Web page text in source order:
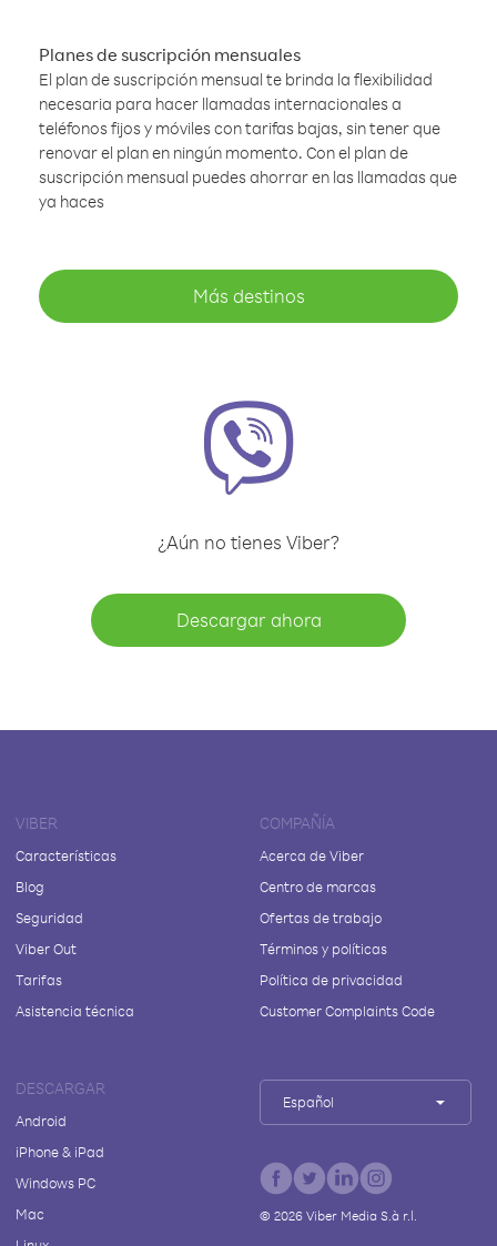
Planes de suscripción mensuales
El plan de suscripción mensual te brinda la flexibilidad
necesaria para hacer llamadas internacionales a
teléfonos fijos y móviles con tarifas bajas, sin tener que
renovar el plan en ningún momento. Con el plan de
suscripción mensual puedes ahorrar en las llamadas que
ya haces
Más destinos
¿Aún no tienes Viber?
Descargar ahora
VIBER
Características
Blog
Seguridad
Viber Out
Tarifas
Asistencia técnica
COMPAÑÍA
Acerca de Viber
Centro de marcas
Ofertas de trabajo
Términos y políticas
Política de privacidad
Customer Complaints Code
DESCARGAR
Android
iPhone & iPad
Windows PC
Mac
Español
© 2026Viber Media S.à r.l.